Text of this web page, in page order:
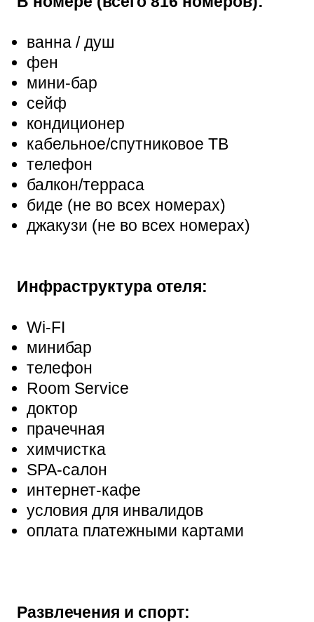
ванна / душ
фен
мини-бар
сейф
кондиционер
кабельное/спутниковое ТВ
телефон
балкон/терраса
биде (не во всех номерах)
джакузи (не во всех номерах)
Инфраструктура отеля:
Wi-FI
минибар
телефон
Room Service
доктор
прачечная
химчистка
SPA-салон
интернет-кафе
условия для инвалидов
оплата платежными картами
Развлечения и спорт: